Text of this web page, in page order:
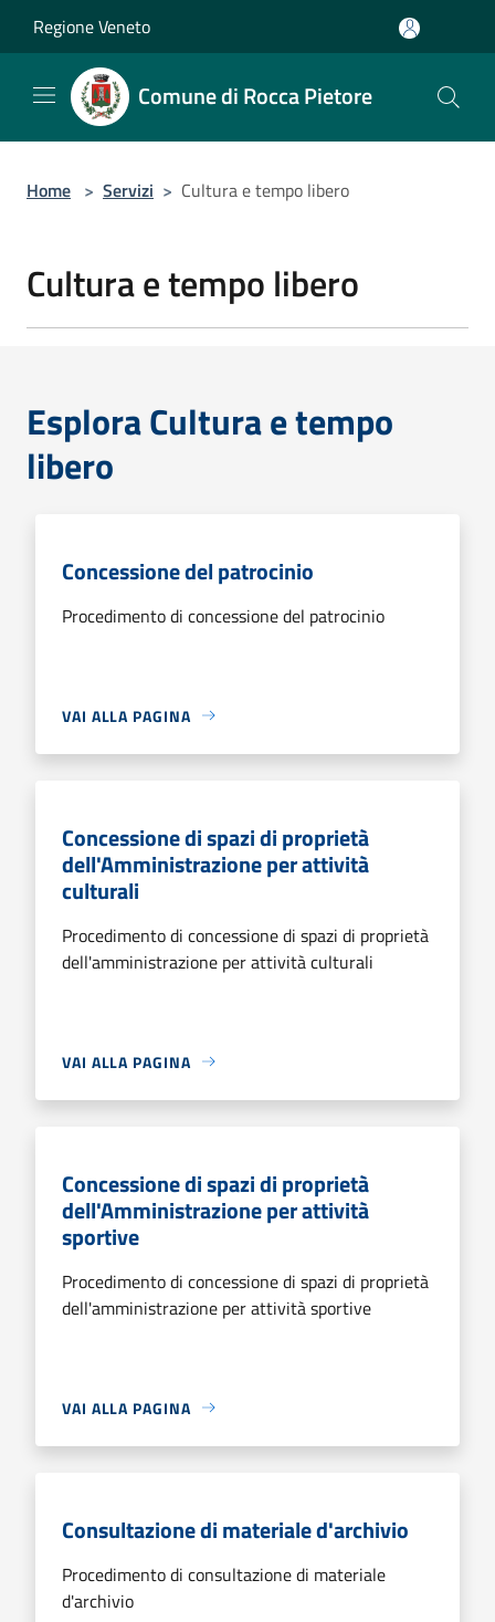
Regione Veneto
Comune di Rocca Pietore
Home > Servizi > Cultura e tempo libero
Cultura e tempo libero
Esplora Cultura e tempo
libero
Concessione del patrocinio
Procedimento di concessione del patrocinio
VAI ALLA PAGINA
Concessione di spazi di proprietà
dell'Amministrazione per attività
culturali
Procedimento di concessione di spazi di proprietà
dell'amministrazione per attività culturali
VAI ALLA PAGINA
Concessione di spazi di proprietà
dell'Amministrazione per attività
sportive
Procedimento di concessione di spazi di proprietà
dell'amministrazione per attività sportive
VAI ALLA PAGINA
Consultazione di materiale d'archivio
Procedimento di consultazione di materiale
d'archivio